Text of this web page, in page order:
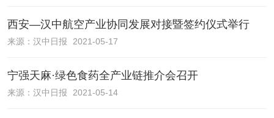
西安—汉中航空产业协同发展对接暨签约仪式举行
来源： 汉中日报 2021-05-17
宁强天麻·绿色食药全产业链推介会召开
来源： 汉中日报 2021-05-14